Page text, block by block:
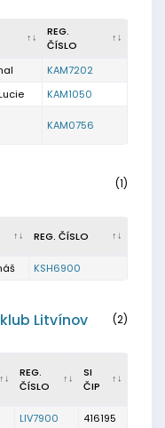
REG.
ČÍSLO
KAM7202
KAM1050
KAM0756
(1)
REG. ČÍSLO
KSH6900
Litvínov (2)
REG.
ČÍSLO
SI
ČIP
LIV7900
416195